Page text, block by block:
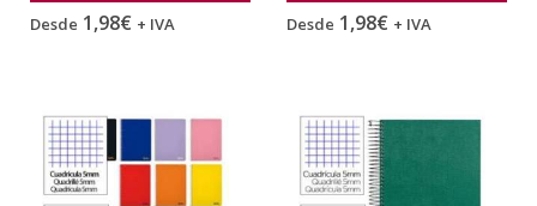
Desde 1,98€ + IVA Desde 1,98€ + IVA